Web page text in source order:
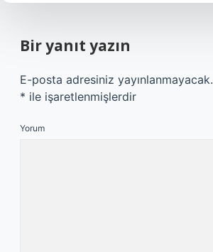
Bir yanıt yazın
E-posta adresiniz yayınlanmayacak.
* ile işaretlenmişlerdir
Yorum